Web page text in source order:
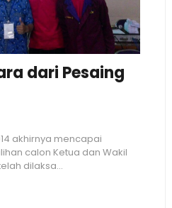
dari Pesaing
akhirnya mencapai
calon Ketua dan Wakil
dilaksa...